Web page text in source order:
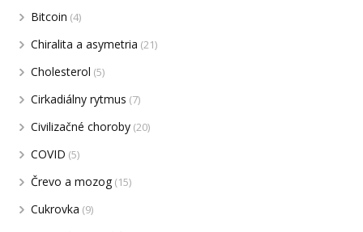
Bitcoin (4)
Chiralita a asymetria (21)
Cholesterol (5)
Cirkadiálny rytmus (7)
Civilizačné choroby (20)
COVID (5)
Črevo a mozog (15)
Cukrovka (9)